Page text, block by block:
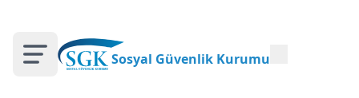
Sosyal Güvenlik Kurumu